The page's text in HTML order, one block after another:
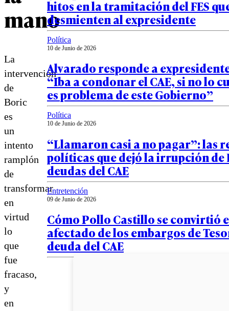
mano
La
intervención
de
Boric
es
un
intento
ramplón
de
transformar
en
virtud
lo
que
fue
fracaso,
y
en
hitos en la tramitación del FES
desmienten al expresidente
Política
10 de Junio de 2026
Alvarado responde a
“Iba a condonar el CAE, si no lo
es problema de este Gobierno”
Política
10 de Junio de 2026
“Llamaron casi a no pagar”: las
políticas que dejó la irrupción
deudas del CAE
Entretención
09 de Junio de 2026
Cómo Pollo Castillo se convirtió
afectado de los embargos de
deuda del CAE